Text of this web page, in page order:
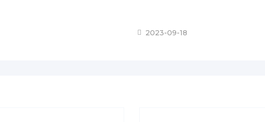
2023-09-18